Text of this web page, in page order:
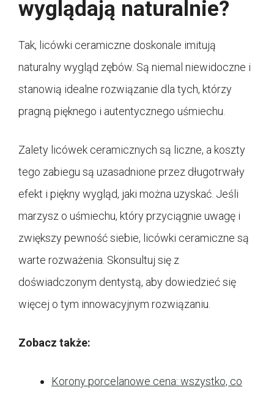
wyglądają naturalnie?
Tak, licówki ceramiczne doskonale imitują
naturalny wygląd zębów. Są niemal niewidoczne i
stanowią idealne rozwiązanie dla tych, którzy
pragną pięknego i autentycznego uśmiechu.
Zalety licówek ceramicznych są liczne, a koszty
tego zabiegu są uzasadnione przez długotrwały
efekt i piękny wygląd, jaki można uzyskać. Jeśli
marzysz o uśmiechu, który przyciągnie uwagę i
zwiększy pewność siebie, licówki ceramiczne są
warte rozważenia. Skonsultuj się z
doświadczonym dentystą, aby dowiedzieć się
więcej o tym innowacyjnym rozwiązaniu.
Zobacz także:
Korony porcelanowe cena: wszystko, co